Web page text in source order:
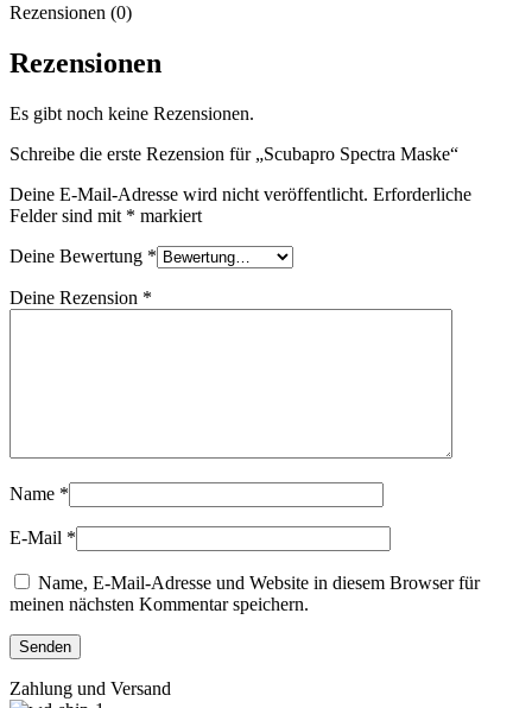
Rezensionen (0)
Rezensionen
Es gibt noch keine Rezensionen.
Schreibe die erste Rezension für „Scubapro Spectra Maske“
Deine E-Mail-Adresse wird nicht veröffentlicht. Erforderliche
Felder sind mit * markiert
Deine Bewertung *
Deine Rezension *
Name *
E-Mail *
Name, E-Mail-Adresse und Website in diesem Browser für
meinen nächsten Kommentar speichern.
Zahlung und Versand